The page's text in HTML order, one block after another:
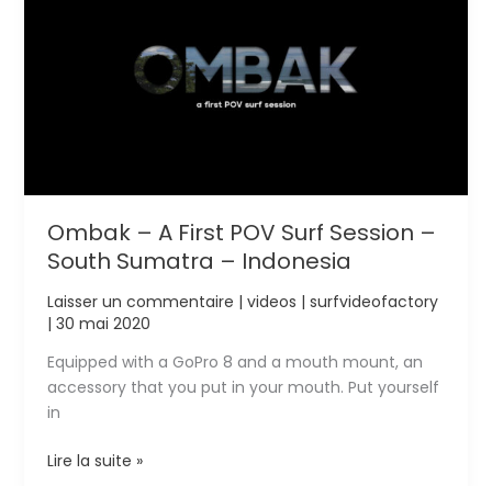
Ombak – A First POV Surf Session –
South Sumatra – Indonesia
Laisser un commentaire | videos | surfvideofactory
| 30 mai 2020
Equipped with a GoPro 8 and a mouth mount, an
accessory that you put in your mouth. Put yourself
in
Ombak
Lire la suite »